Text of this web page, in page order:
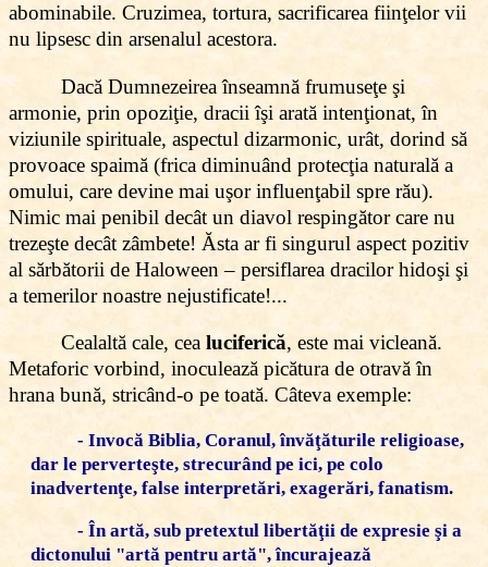
abominabile. Cruzimea, tortura, sacrificarea fiinţelor vii
nu lipsesc din arsenalul acestora.
Dacă Dumnezeirea înseamnă frumuseţe şi
armonie, prin opoziţie, dracii îşi arată intenţionat, în
viziunile spirituale, aspectul dizarmonic, urât, dorind să
provoace spaimă (frica diminuând protecţia naturală a
omului, care devine mai uşor influenţabil spre rău).
Nimic mai penibil decât un diavol respingător care nu
trezeşte decât zâmbete! Ăsta ar fi singurul aspect pozitiv
al sărbătorii de Haloween – persiflarea dracilor hidoşi şi
a temerilor noastre nejustificate!...
Cealaltă cale, cea luciferică, este mai vicleană.
Metaforic vorbind, inoculează picătura de otravă în
hrana bună, stricând-o pe toată. Câteva exemple:
- Invocă Biblia, Coranul, învăţăturile religioase,
dar le perverteşte, strecurând pe ici, pe colo
inadvertenţe, false interpretări, exagerări, fanatism.
- În artă, sub pretextul libertăţii de expresie şi a
dictonului "artă pentru artă", încurajează